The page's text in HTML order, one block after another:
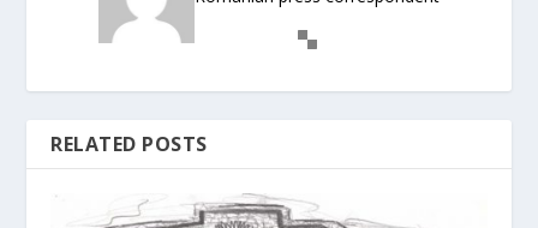
RELATED POSTS